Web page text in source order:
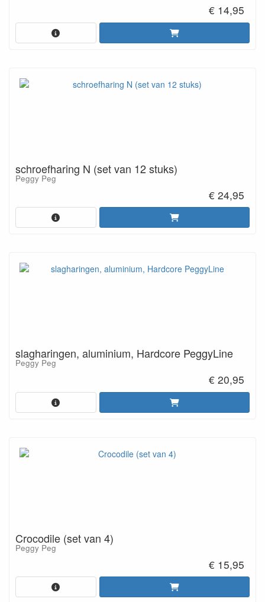
€ 14,95
schroefharing N (set van 12 stuks)
Peggy Peg
€ 24,95
slagharingen, aluminium, Hardcore PeggyLine
Peggy Peg
€ 20,95
Crocodile (set van 4)
Peggy Peg
€ 15,95